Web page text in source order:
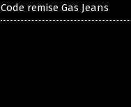
Code remise Gas Jeans